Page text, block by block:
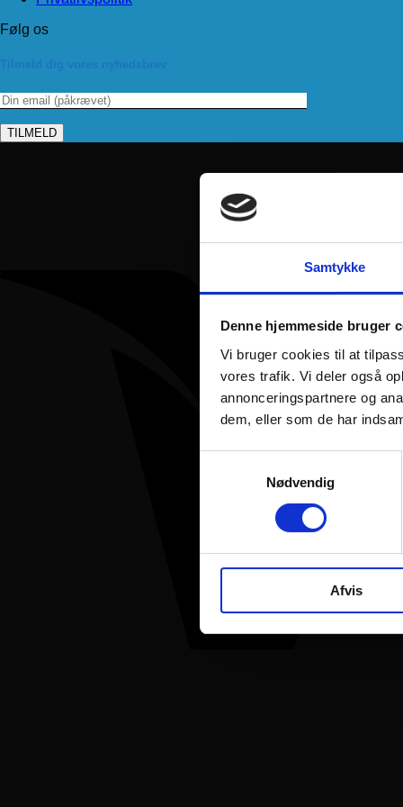
Samtykke
Denne hjemmeside bruger
Vi bruger cookies til at
vores trafik. Vi deler også
annonceringspartnere og
dem, eller som de har
Nødvendig
Afvis
Følg os
Tilmeld dig vores nyhedsbrev